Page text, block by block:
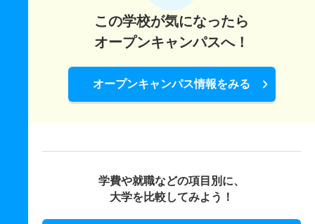
この学校が気になったら
オープンキャンパスへ！
オープンキャンパス情報をみる
学費や就職などの項目別に、
大学を比較してみよう！